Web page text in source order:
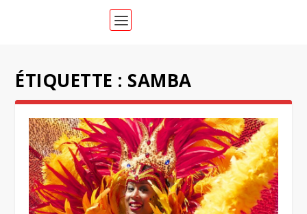
ÉTIQUETTE : SAMBA